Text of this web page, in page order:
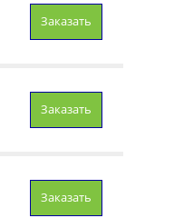
Заказать
Заказать
Заказать